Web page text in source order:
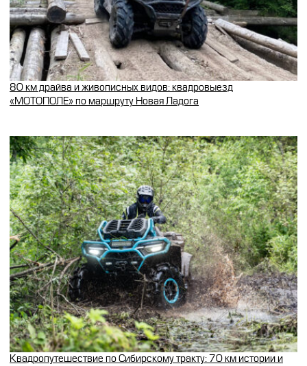
80 км драйва и живописных видов: квадровыезд
«МОТОПОЛЕ» по маршруту Новая Ладога
Квадропутешествие по Сибирскому тракту: 70 км истории и